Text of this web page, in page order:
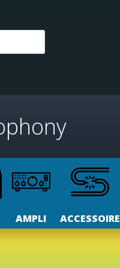
AMPLI ACCESSOIRE